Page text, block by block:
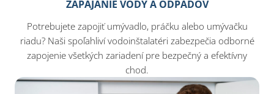
ZAPÁJANIE VODY A ODPADOV
Potrebujete zapojiť umývadlo, práčku alebo umývačku
riadu? Naši spoľahliví vodoinštalatéri zabezpečia odborné
zapojenie všetkých zariadení pre bezpečný a efektívny
chod.